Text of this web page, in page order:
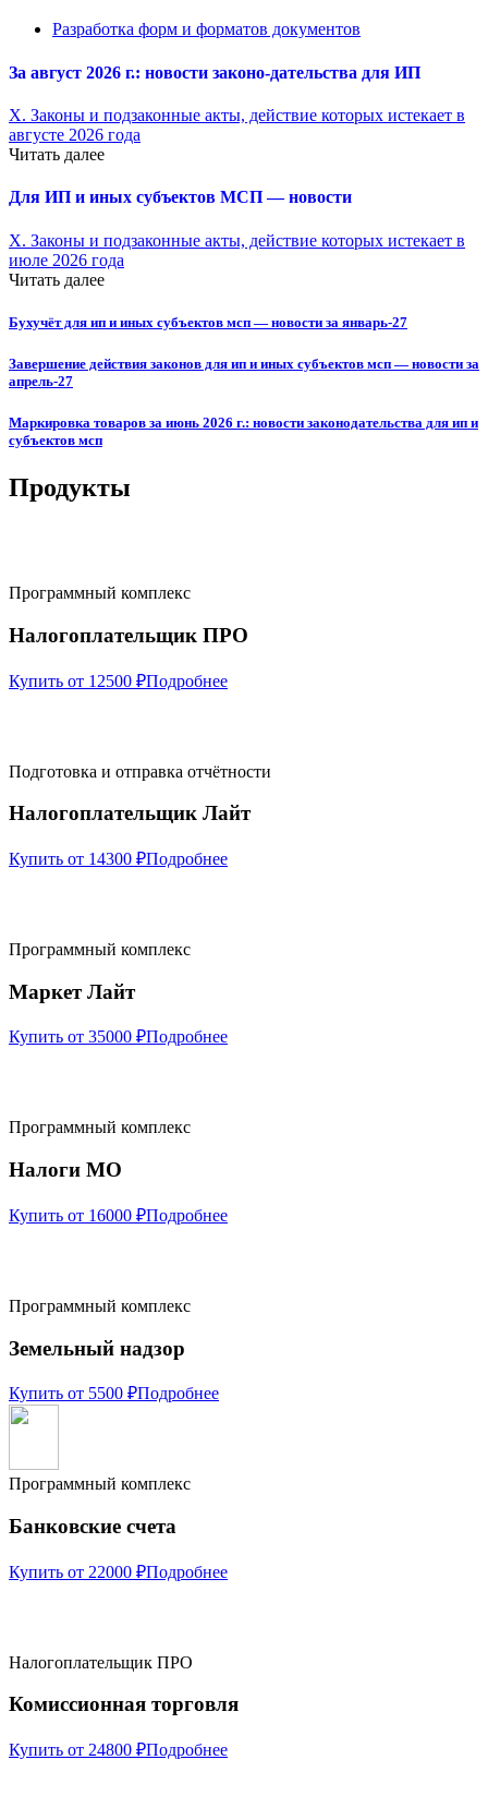
Разработка форм и форматов документов
За август 2026 г.: новости законо-дательства для ИП
X. Законы и подзаконные акты, действие которых истекает в
августе 2026 года
Читать далее
Для ИП и иных субъектов МСП — новости
X. Законы и подзаконные акты, действие которых истекает в
июле 2026 года
Читать далее
Бухучёт для ип и иных субъектов мсп — новости за январь-27
Завершение действия законов для ип и иных субъектов мсп — новости за
апрель-27
Маркировка товаров за июнь 2026 г.: новости законодательства для ип и
субъектов мсп
Продукты
Программный комплекс
Налогоплательщик ПРО
Купить от 12500 ₽Подробнее
Подготовка и отправка отчётности
Налогоплательщик Лайт
Купить от 14300 ₽Подробнее
Программный комплекс
Маркет Лайт
Купить от 35000 ₽Подробнее
Программный комплекс
Налоги МО
Купить от 16000 ₽Подробнее
Программный комплекс
Земельный надзор
Купить от 5500 ₽Подробнее
Программный комплекс
Банковские счета
Купить от 22000 ₽Подробнее
Налогоплательщик ПРО
Комиссионная торговля
Купить от 24800 ₽Подробнее